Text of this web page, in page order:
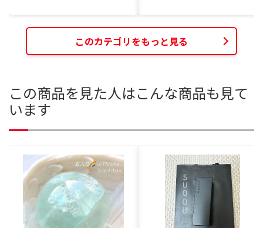
このカテゴリをもっと見る
この商品を見た人はこんな商品も見て
います